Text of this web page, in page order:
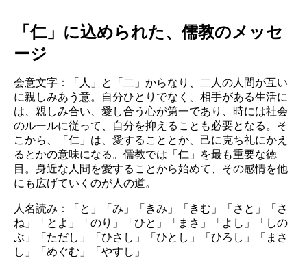
「仁」に込められた、儒教のメッセ
ージ
会意文字：「人」と「二」からなり、二人の人間が互い
に親しみあう意。自分ひとりでなく、相手がある生活に
は、親しみ合い、愛し合う心が第一であり、時には社会
のルールに従って、自分を抑えることも必要となる。そ
こから、「仁」は、愛することとか、己に克ち礼にかえ
るとかの意味になる。儒教では「仁」を最も重要な徳
目。身近な人間を愛することから始めて、その感情を他
にも広げていくのが人の道。
人名読み：「と」「み」「きみ」「きむ」「さと」「さ
ね」「とよ」「のり」「ひと」「まさ」「よし」「しの
ぶ」「ただし」「ひさし」「ひとし」「ひろし」「まさ
し」「めぐむ」「やすし」